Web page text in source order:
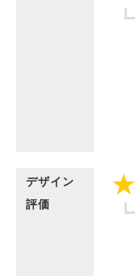
デザイン
評価